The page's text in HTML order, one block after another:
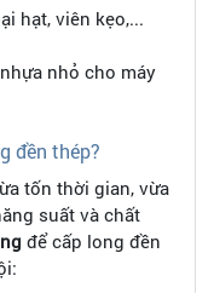
hạt, viên kẹo,...
nhỏ cho máy
đền thép?
tốn thời gian, vừa
suất và chất
để cấp long đền